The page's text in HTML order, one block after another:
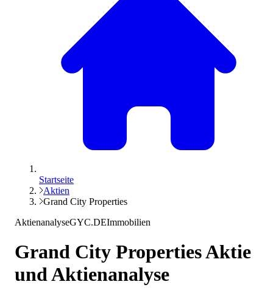
Startseite
Aktien
Grand City Properties
AktienanalyseGYC.DEImmobilien
Grand City PropertiesAktie
und Aktienanalyse